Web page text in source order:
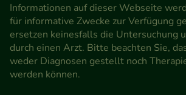
Informationen auf dieser Webseite
für informative Zwecke zur Verfügung
ersetzen keinesfalls die Untersuchung
durch einen Arzt. Bitte beachten Sie,
weder Diagnosen gestellt noch
werden können.